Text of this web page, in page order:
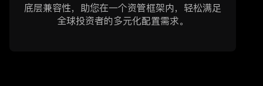
底层兼容性，助您在一个资管框架内，轻松满足
全球投资者的多元化配置需求。